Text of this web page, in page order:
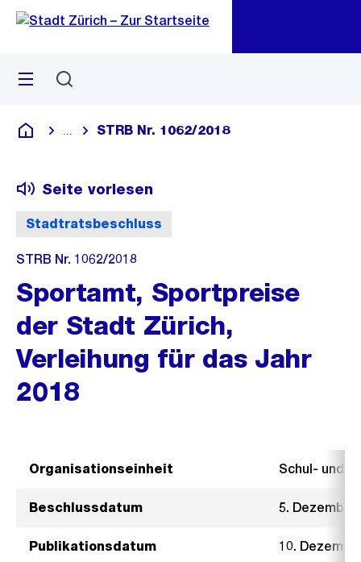
Navigation
Sprunglink
Menü
Deutsch
Blende alle Breadcrumbs ein
STRB Nr. 1062/2018
Stadtratsbeschluss
Seite vorlesen
STRB Nr. 1062/2018
Sportamt, Sportpreise
der Stadt Zürich,
Verleihung für das Jahr
2018
Organisationseinheit Schul- und
Beschlussdatum 5. Dezember
Publikationsdatum 10.